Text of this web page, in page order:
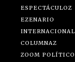
ESPECTÁCULOZ
EZENARIO
INTERNACIONAL
COLUMNAZ
ZOOM POLÍTICO